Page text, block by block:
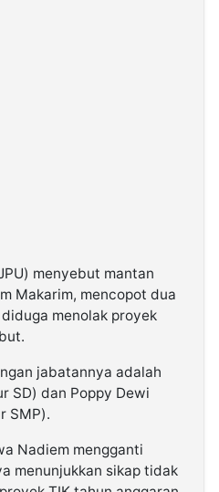
menyebut mantan
Makarim, mencopot dua
menolak proyek
jabatannya adalah
SD) dan Poppy Dewi
SMP).
Nadiem mengganti
menunjukkan sikap tidak